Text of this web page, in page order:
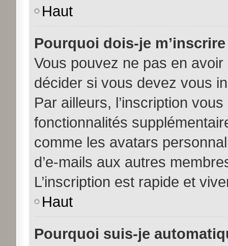
Haut
Pourquoi dois-je
Vous pouvez ne pas en
décider si vous devez vous
Par ailleurs, l’inscription
fonctionnalités
comme les avatars
d’e-mails aux autres
L’inscription est rapide et
Haut
Pourquoi suis-je